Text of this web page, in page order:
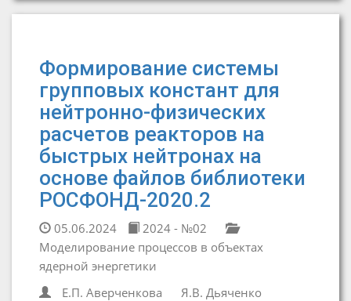
Формирование системы
групповых констант для
нейтронно-физических
расчетов реакторов на
быстрых нейтронах на
основе файлов библиотеки
РОСФОНД-2020.2
05.06.2024
2024 - №02
Моделирование процессов в объектах
ядерной энергетики
Е.П. Аверченкова
Я.В. Дьяченко